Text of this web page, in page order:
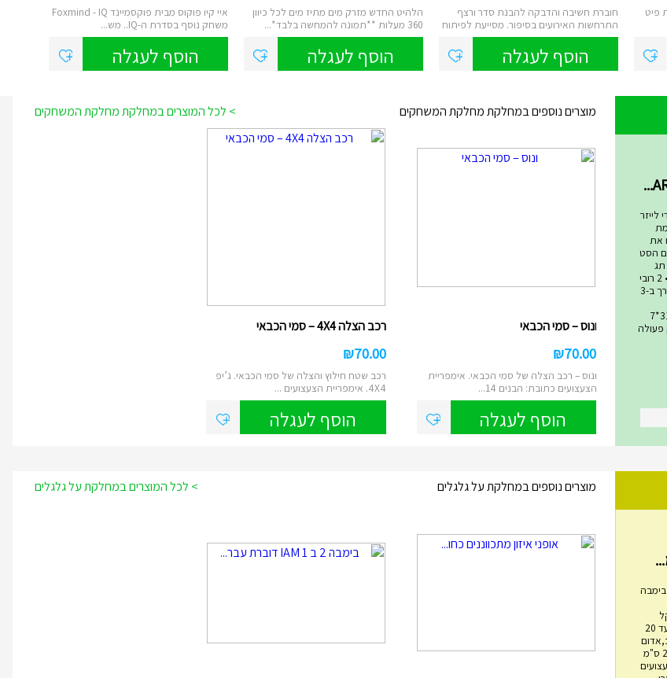
פיט
חוברת חשיבה והדבקה להבנת סדר ורצף
התרחשות האירועים בסיפור. מסייעת לפיתוח
כישו...
הוסף לעגלה
הלהיט החדש מזרק מים מתיז מים לכל כיוון
360 מעלות **תמונה להמחשה בלבד*...
הוסף לעגלה
איי קיו פוקוס מבית פוקסמיינד Foxmind - IQ
משחק נוסף בסדרת ה-IQ.. מש...
הוסף לעגלה
לייזר
את
הסט
תג
המתקדם ביותר! הערכה כוללת: • 2 רובי
לייזר • 2 אפודי קרבות לייזר יש צורך ב-3
סוללות אינן כלולות. מידות: 53*31*7
פעולה
מוצרים נוספים במחלקת מחלקת המשחקים > לכל המוצרים במחלקת מחלקת המשחקים
ונוס – סמי הכבאי
70.00
₪
ונוס – רכב הצלה של סמי הכבאי. אימפריית
הצעצועים כתובת: הבנים 14...
הוסף לעגלה
רכב הצלה 4X4 – סמי הכבאי
70.00
₪
רכב שטח חילוץ והצלה של סמי הכבאי. ג’יפ
4X4. אימפריית הצעצועים ...
הוסף לעגלה
משקל, בטיחותי. מפרט: משקל- עד 20
שחור אורך- 60 ס"מ גובה כסא- 23 ס"מ
הצעצועים
מוצרים נוספים במחלקת על גלגלים > לכל המוצרים במחלקת על גלגלים